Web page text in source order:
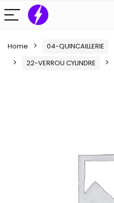
Home 04-QUINCAILLERIE
22-VERROU CYLINDRE